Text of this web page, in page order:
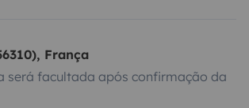
França
será facultada após confirmação da